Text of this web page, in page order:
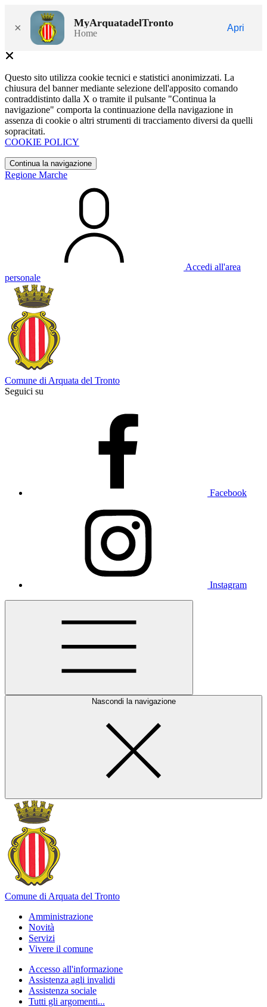
× MyArquatadelTronto
Home
Apri
Questo sito utilizza cookie tecnici e statistici anonimizzati. La
chiusura del banner mediante selezione dell'apposito comando
contraddistinto dalla X o tramite il pulsante "Continua la
navigazione" comporta la continuazione della navigazione in
assenza di cookie o altri strumenti di tracciamento diversi da quelli
sopracitati.
COOKIE POLICY
Continua la navigazione
Regione Marche
Accedi all'area
personale
Comune di Arquata del Tronto
Seguici su
Facebook
Instagram
Nascondi la navigazione
Comune di Arquata del Tronto
Amministrazione
Novità
Servizi
Vivere il comune
Accesso all'informazione
Assistenza agli invalidi
Assistenza sociale
Tutti gli argomenti...